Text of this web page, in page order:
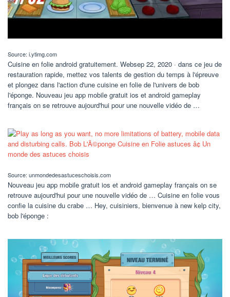
Source: i.ytimg.com
Cuisine en folie android gratuitement. Websep 22, 2020 · dans ce jeu de
restauration rapide, mettez vos talents de gestion du temps à l'épreuve
et plongez dans l'action d'une cuisine en folie de l'univers de bob
l'éponge. Nouveau jeu app mobile gratuit ios et android gameplay
français on se retrouve aujourd'hui pour une nouvelle vidéo de …
Source: unmondedesastuceschoisis.com
Nouveau jeu app mobile gratuit ios et android gameplay français on se
retrouve aujourd'hui pour une nouvelle vidéo de … Cuisine en folie vous
confie la cuisine du crabe … Hey, cuisiniers, bienvenue à new kelp city,
bob l'éponge :